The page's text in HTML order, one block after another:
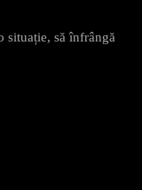
situație, să înfrângă